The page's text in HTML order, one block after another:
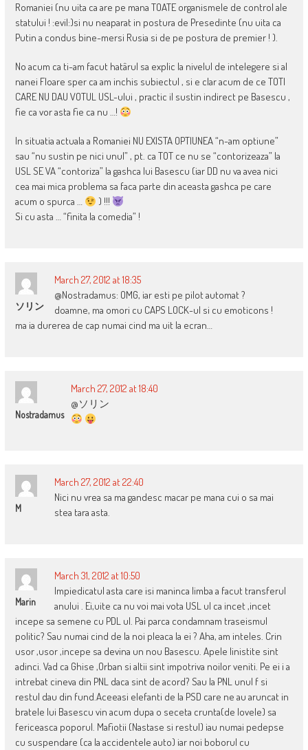
Romaniei (nu uita ca are pe mana TOATE organismele de control ale
statului ! :evil:)si nu neaparat in postura de Presedinte (nu uita ca
Putin a condus bine-mersi Rusia si de pe postura de premier ! ).
No acum ca ti-am facut hatârul sa explic la nivelul de intelegere si al
nanei Floare sper ca am inchis subiectul , si e clar acum de ce TOTI
CARE NU DAU VOTUL USL-ului , practic il sustin indirect pe Basescu ,
fie ca vor asta fie ca nu …!
In situatia actuala a Romaniei NU EXISTA OPTIUNEA “n-am optiune”
sau “nu sustin pe nici unul” , pt. ca TOT ce nu se “contorizeaza” la
USL SE VA “contoriza” la gashca lui Basescu (iar DD nu va avea nici
cea mai mica problema sa faca parte din aceasta gashca pe care
acum o spurca …
) !!!
Si cu asta … “finita la comedia” !
ソリン
March 27, 2012 at 18:35
@Nostradamus: OMG, iar esti pe pilot automat ?
doamne, ma omori cu CAPS LOCK-ul si cu emoticons !
ma ia durerea de cap numai cind ma uit la ecran…
Nostradamus
March 27, 2012 at 18:40
@ソリン
M
March 27, 2012 at 22:40
Nici nu vrea sa ma gandesc macar pe mana cui o sa mai
stea tara asta.
Marin
March 31, 2012 at 10:50
Impiedicatul asta care isi maninca limba a facut transferul
anului . Ei,uite ca nu voi mai vota USL ul ca incet ,incet
incepe sa semene cu PDL ul. Pai parca condamnam traseismul
politic? Sau numai cind de la noi pleaca la ei ? Aha, am inteles. Crin
usor ,usor ,incepe sa devina un nou Basescu. Apele linistite sint
adinci. Vad ca Ghise ,Orban si altii sint impotriva noilor veniti. Pe ei i a
intrebat cineva din PNL daca sint de acord? Sau la PNL unul f si
restul dau din fund.Aceeasi elefanti de la PSD care ne au aruncat in
bratele lui Basescu vin acum dupa o seceta crunta(de lovele) sa
fericeasca poporul. Mafiotii (Nastase si restul) iau numai pedepse
cu suspendare (ca la accidentele auto) iar noi boborul cu